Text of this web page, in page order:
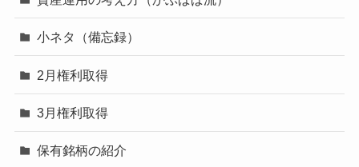
小ネタ（備忘録）
2月権利取得
3月権利取得
保有銘柄の紹介